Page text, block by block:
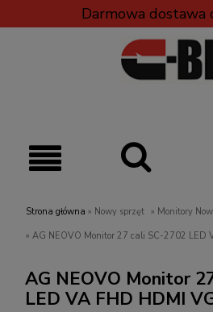
Darmowa dostawa
Strona główna » Nowy sprzęt » Monitory
» AG NEOVO Monitor 27 cali SC-2702 LED
AG NEOVO Monitor
LED VA FHD HDMI